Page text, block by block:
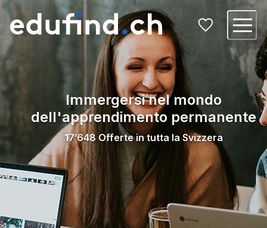
Immergersi nel mondo
dell'apprendimento permanente
17’648 Offerte in tutta la Svizzera